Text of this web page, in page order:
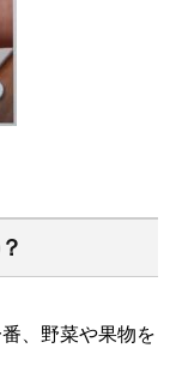
、野菜や果物を